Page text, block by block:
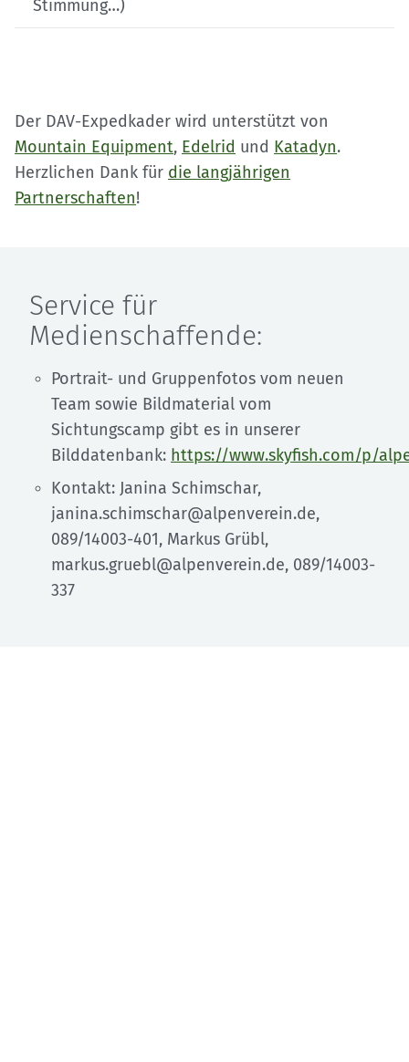
Stimmung…)
Der DAV-Expedkader wird unterstützt von
Mountain Equipment, Edelrid und Katadyn.
Herzlichen Dank für die langjährigen
Partnerschaften!
Service für
Medienschaffende:
Portrait- und Gruppenfotos vom neuen
Team sowie Bildmaterial vom
Sichtungscamp gibt es in unserer
Bilddatenbank: https://www.skyfish.com/p/
Kontakt: Janina Schimschar,
janina.schimschar@alpenverein.de,
089/14003-401, Markus Grübl,
markus.gruebl@alpenverein.de, 089/14003-
337